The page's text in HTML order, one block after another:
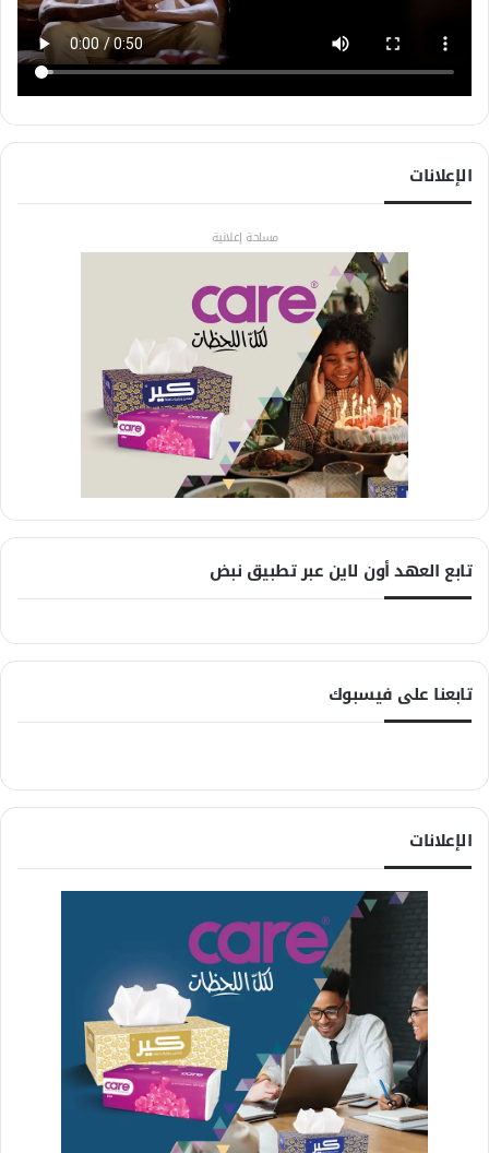
الإعلانات
مساحة إعلانية
تابع العهد أون لاين عبر تطبيق نبض
تابعنا على فيسبوك
الإعلانات